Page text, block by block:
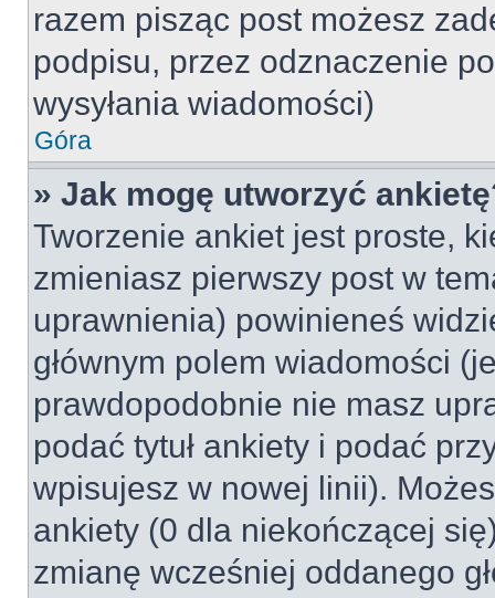
razem pisząc post możesz
podpisu, przez odznaczenie
wysyłania wiadomości)
Góra
» Jak mogę utworzyć
Tworzenie ankiet jest proste,
zmieniasz pierwszy post w
uprawnienia) powinieneś
głównym polem wiadomości
prawdopodobnie nie masz
podać tytuł ankiety i podać
wpisujesz w nowej linii).
ankiety (0 dla niekończącej
zmianę wcześniej oddanego